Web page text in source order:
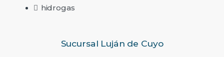
hidrogas
Sucursal Luján de Cuyo